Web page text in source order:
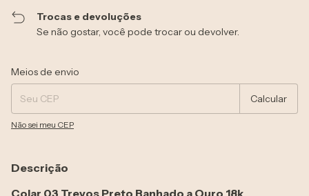
Trocas e devoluções
Se não gostar, você pode trocar ou devolver.
Entregas para o CEP:
Meios de envio
Calcular
Não sei meu CEP
Descrição
Colar 03 Trevos Preto Banhado a Ouro 18k